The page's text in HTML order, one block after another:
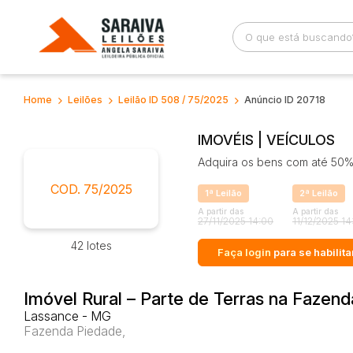
Busca por palavra-chave Categoria
Comitente
Home Leilões Leilão ID 508 / 75/2025 Anúncio ID 20718
COD. 75/2025
42 lotes
IMOVÉIS | VEÍCULOS
Adquira os bens com até
1ª Leilão
A partir das
27/11/2025 14:00
2ª Leilão
A partir das
11/12/2025
Faça login para se
Imóvel Rural – Parte de Terras na
Lassance - MG
Fazenda Piedade,